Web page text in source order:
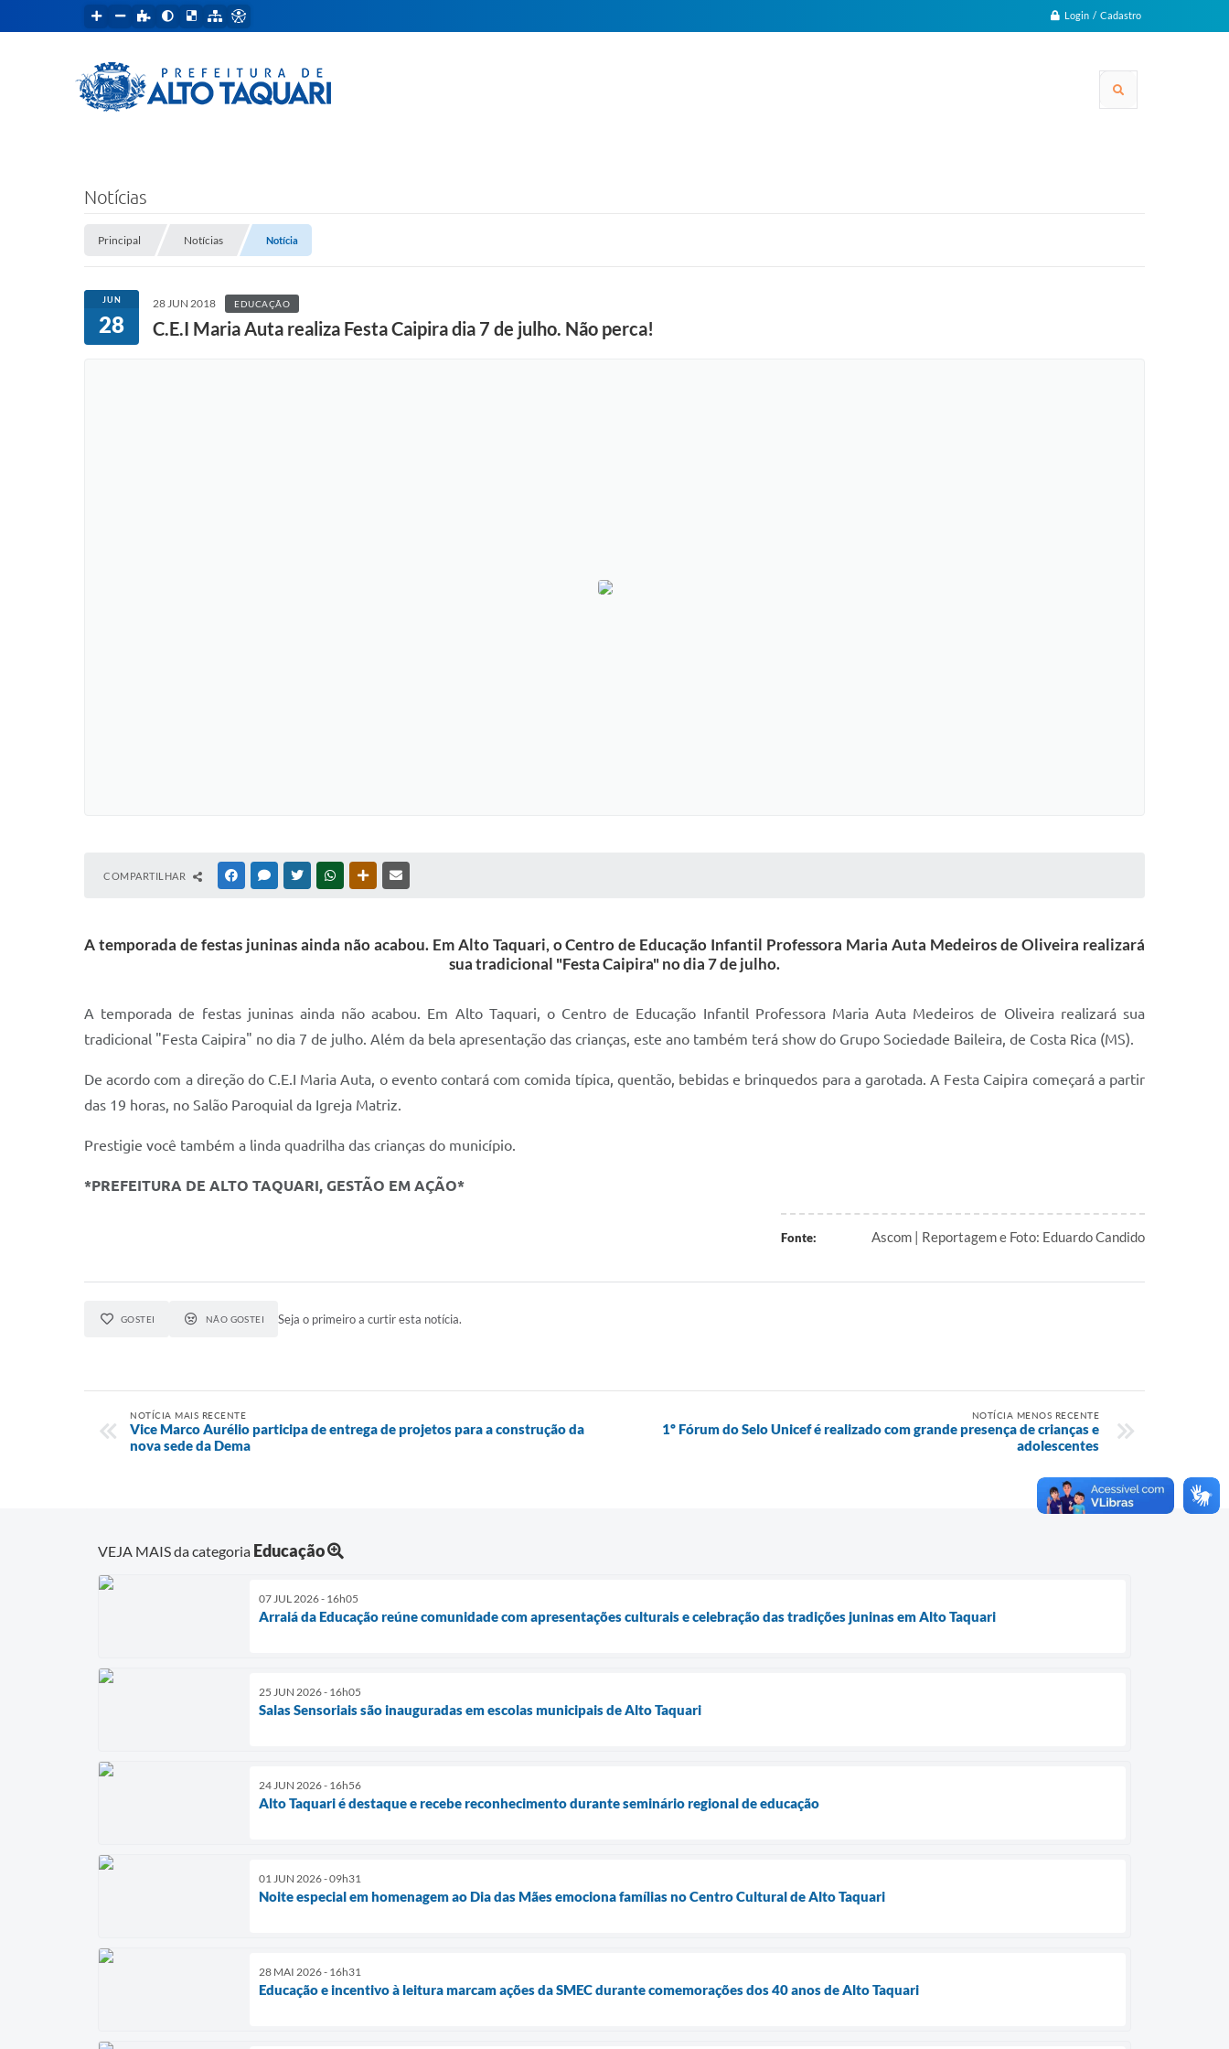
Login / Cadastro
Notícias
Principal Notícias Notícia
JUN
28
28 JUN 2018 EDUCAÇÃO
C.E.I Maria Auta realiza Festa Caipira dia 7 de julho. Não perca!
COMPARTILHAR FACEBOOKMESSENGER
TWITTERWHATSAPPOUTRAS MÍDIAS
A temporada de festas juninas ainda não acabou. Em Alto Taquari, o Centro de Educação Infantil Professora Maria Auta Medeiros de Oliveira realizará
sua tradicional "Festa Caipira" no dia 7 de julho.
A temporada de festas juninas ainda não acabou. Em Alto Taquari, o Centro de Educação Infantil Professora Maria Auta Medeiros de Oliveira realizará sua
tradicional "Festa Caipira" no dia 7 de julho. Além da bela apresentação das crianças, este ano também terá show do Grupo Sociedade Baileira, de Costa Rica (MS).
De acordo com a direção do C.E.I Maria Auta, o evento contará com comida típica, quentão, bebidas e brinquedos para a garotada. A Festa Caipira começará a partir
das 19 horas, no Salão Paroquial da Igreja Matriz.
Prestigie você também a linda quadrilha das crianças do município.
*PREFEITURA DE ALTO TAQUARI, GESTÃO EM AÇÃO*
Fonte: Ascom | Reportagem e Foto: Eduardo Candido
GOSTEI NÃO GOSTEI Seja o primeiro a curtir esta notícia.
NOTÍCIA MAIS RECENTE
Vice Marco Aurélio participa de entrega de projetos para a construção da
nova sede da Dema
NOTÍCIA MENOS RECENTE
1º Fórum do Selo Unicef é realizado com grande presença de crianças e
adolescentes
VEJA MAIS da categoria Educação
07 JUL 2026 - 16h05
Arraiá da Educação reúne comunidade com apresentações culturais e celebração das tradições juninas em Alto Taquari
25 JUN 2026 - 16h05
Salas Sensoriais são inauguradas em escolas municipais de Alto Taquari
24 JUN 2026 - 16h56
Alto Taquari é destaque e recebe reconhecimento durante seminário regional de educação
01 JUN 2026 - 09h31
Noite especial em homenagem ao Dia das Mães emociona famílias no Centro Cultural de Alto Taquari
28 MAI 2026 - 16h31
Educação e incentivo à leitura marcam ações da SMEC durante comemorações dos 40 anos de Alto Taquari